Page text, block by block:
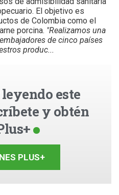
El objetivo es
de Colombia como el
porcina. "Realizamos una
de cinco países
produc...
este
y obtén
PLUS+